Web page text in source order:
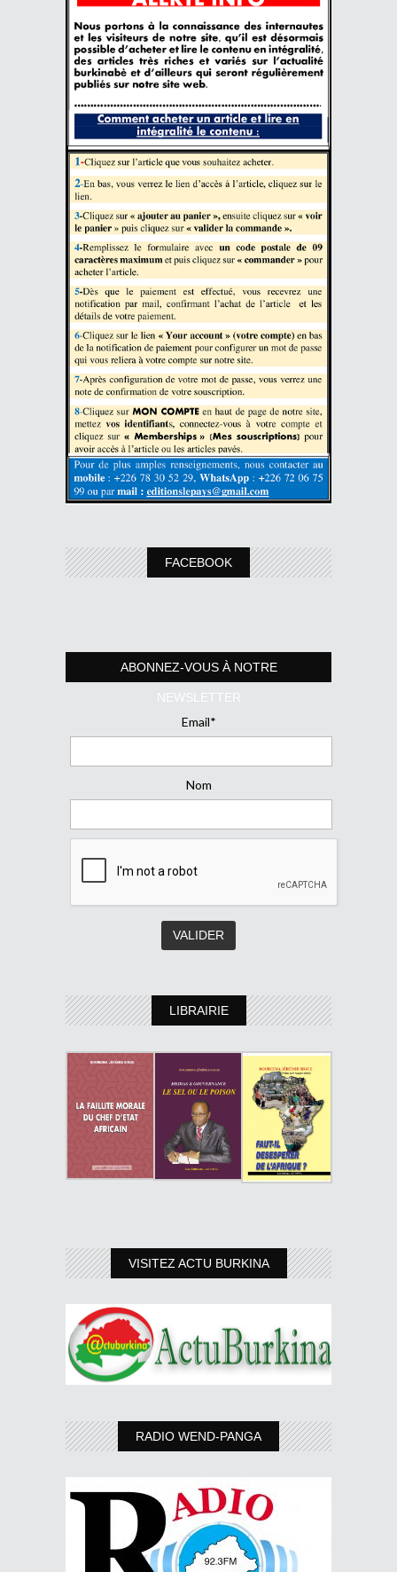
FACEBOOK
ABONNEZ-VOUS À NOTRE
NEWSLETTER
Email*
Nom
LIBRAIRIE
VISITEZ ACTU BURKINA
RADIO WEND-PANGA